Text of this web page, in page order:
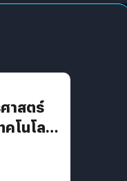
ศาสตร์
โนโลยี